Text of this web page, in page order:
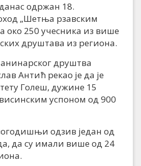
одржан 18.
„Шетња рзавским
око 250 учесника из више
друштава из региона.
друштва
Антић рекао је да је
Голеш, дужине 15
успоном од 900
одзив један од
да су имали више од 24